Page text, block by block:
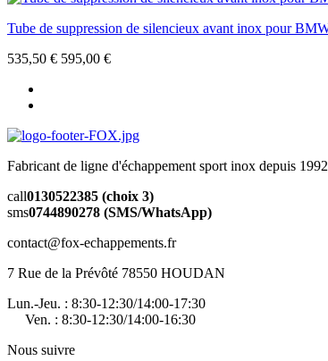
Tube de suppression de silencieux avant inox pour
535,50 € 595,00 €
Fabricant de ligne d'échappement sport inox depuis
call0130522385 (choix 3)
sms0744890278 (SMS/WhatsApp)
contact@fox-echappements.fr
7 Rue de la Prévôté 78550 HOUDAN
Lun.-Jeu. : 8:30-12:30/14:00-17:30
Ven. : 8:30-12:30/14:00-16:30
Nous suivre